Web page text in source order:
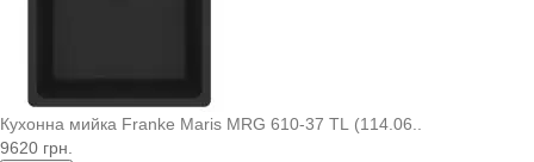
Кухонна мийка Franke Maris MRG 610-37 TL (114.06..
9620 грн.